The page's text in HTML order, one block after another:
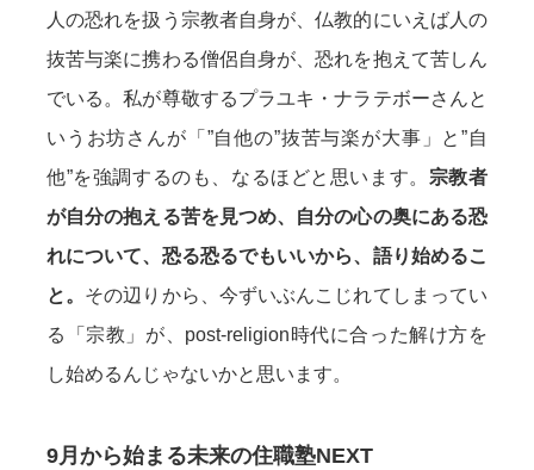
人の恐れを扱う宗教者自身が、仏教的にいえば人の
抜苦与楽に携わる僧侶自身が、恐れを抱えて苦しん
でいる。私が尊敬するプラユキ・ナラテボーさんと
いうお坊さんが「”自他の”抜苦与楽が大事」と”自
他”を強調するのも、なるほどと思います。 宗教者
が自分の抱える苦を見つめ、自分の心の奥にある恐
れについて、恐る恐るでもいいから、語り始めるこ
と。 その辺りから、今ずいぶんこじれてしまってい
る「宗教」が、post-religion時代に合った解け方を
し始めるんじゃないかと思います。
9月から始まる未来の住職塾NEXT